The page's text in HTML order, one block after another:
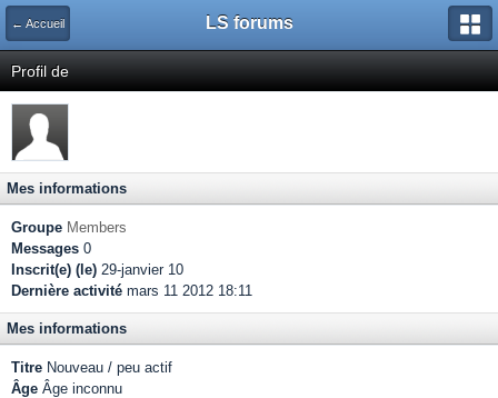
← Accueil LS forums
Profil de
Mes informations
Groupe Members
Messages 0
Inscrit(e) (le) 29-janvier 10
Dernière activité mars 11 2012 18:11
Mes informations
Titre Nouveau / peu actif
Âge Âge inconnu